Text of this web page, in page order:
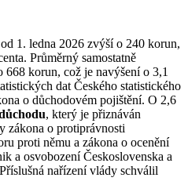
od 1. ledna 2026 zvýší o 240 korun,
Průměrný samostatně
korun, což je navýšení o 3,1
dat Českého statistického
o důchodovém pojištění. O 2,6
, který je přiznáván
zákona o protiprávnosti
proti němu a zákona o ocenění
a osvobození Československa a
nařízení vlády schválil